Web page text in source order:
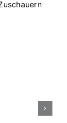
Donautal